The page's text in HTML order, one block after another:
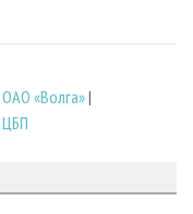
ОАО «Волга»|
ЦБП